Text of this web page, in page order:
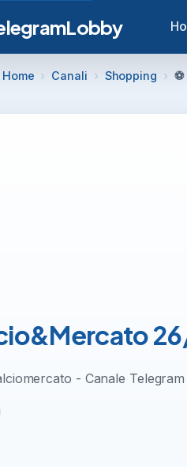
Canali Shopping
- Canale Telegram